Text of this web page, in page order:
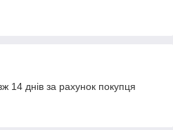
14 днів за рахунок покупця